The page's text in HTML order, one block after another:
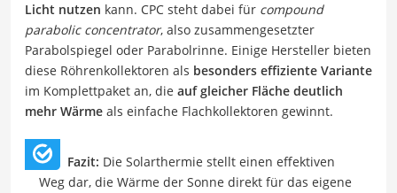
Licht nutzen kann. CPC steht dabei für compound
parabolic concentrator, also zusammengesetzter
Parabolspiegel oder Parabolrinne. Einige Hersteller bieten
diese Röhrenkollektoren als besonders effiziente Variante
im Komplettpaket an, die auf gleicher Fläche deutlich
mehr Wärme als einfache Flachkollektoren gewinnt.
Fazit: Die Solarthermie stellt einen effektiven
Weg dar, die Wärme der Sonne direkt für das eigene